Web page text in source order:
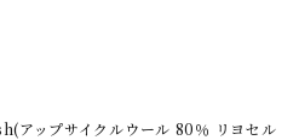
アップサイクルウール 80％ リヨセル